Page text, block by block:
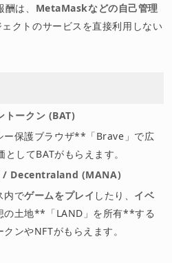
は、 MetaMaskなどの自己管理
クトのサービスを直接利用しない
トークン (BAT)
ー保護ブラウザ**「Brave」で広
してBATがもらえます。
/ Decentraland (MANA)
内でゲームをプレイ したり、 イベ
の土地**「LAND」を所有**する
ンやNFTがもらえます。